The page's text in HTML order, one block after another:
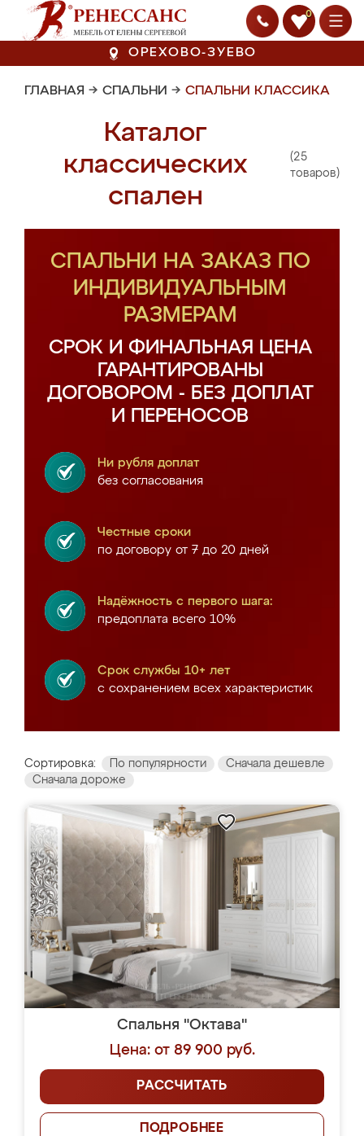
0
ОРЕХОВО-ЗУЕВО
ГЛАВНАЯ → СПАЛЬНИ → СПАЛЬНИ КЛАССИКА
Каталог
классических
спален
(25
товаров)
СПАЛЬНИ НА ЗАКАЗ ПО
ИНДИВИДУАЛЬНЫМ
РАЗМЕРАМ
СРОК И ФИНАЛЬНАЯ ЦЕНА
ГАРАНТИРОВАНЫ
ДОГОВОРОМ - БЕЗ ДОПЛАТ
И ПЕРЕНОСОВ
Ни рубля доплат
без согласования
Честные сроки
по договору от 7 до 20 дней
Надёжность с первого шага:
предоплата всего 10%
Срок службы 10+ лет
с сохранением всех характеристик
Сортировка: По популярности
Сначала дешевле
Сначала дороже
Спальня "Октава"
Цена: от 89 900 руб.
РАССЧИТАТЬ
ПОДРОБНЕЕ